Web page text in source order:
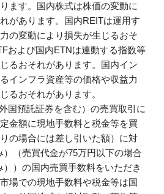
ます。国内株式は株価の変動に
があります。国内REITは運用す
の変動により損失が生じるおそ
および国内ETNは連動する指数等
るおそれがあります。国内イン
インフラ資産等の価格や収益力
るおそれがあります。
国預託証券を含む）の売買取引に
金額に現地手数料と税金等を買
の場合には差し引いた額）に対
）（売買代金が75万円以下の場合
）の国内売買手数料をいただき
場での現地手数料や税金等は国